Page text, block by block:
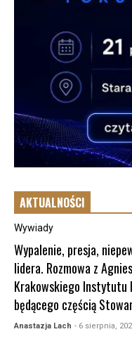
AKTUALNOŚCI
Wywiady
Wypalenie, presja,
lidera. Rozmowa z
Krakowskiego Instytutu
będącego częścią
Anastazja Lach - 6 sierpnia,